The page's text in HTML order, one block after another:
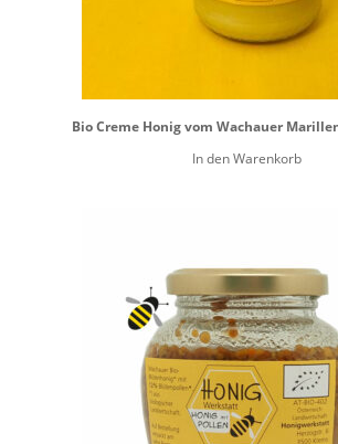
Bio Creme Honig vom Wachauer
In den Warenkorb